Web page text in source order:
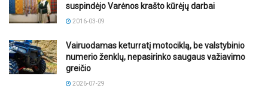
suspindėjo Varėnos krašto kūrėjų darbai
2016-03-09
Vairuodamas keturratį motociklą, be valstybinio
numerio ženklų, nepasirinko saugaus važiavimo
greičio
2026-07-29